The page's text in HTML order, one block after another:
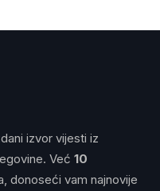
izvor vijesti iz
Već 10
donoseći vam najnovije